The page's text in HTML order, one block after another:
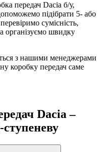
передач Dacia б/у,
підібрати 5- або
сумісність,
організуємо швидку
з нашими менеджерами
коробку передач саме
Dacia –